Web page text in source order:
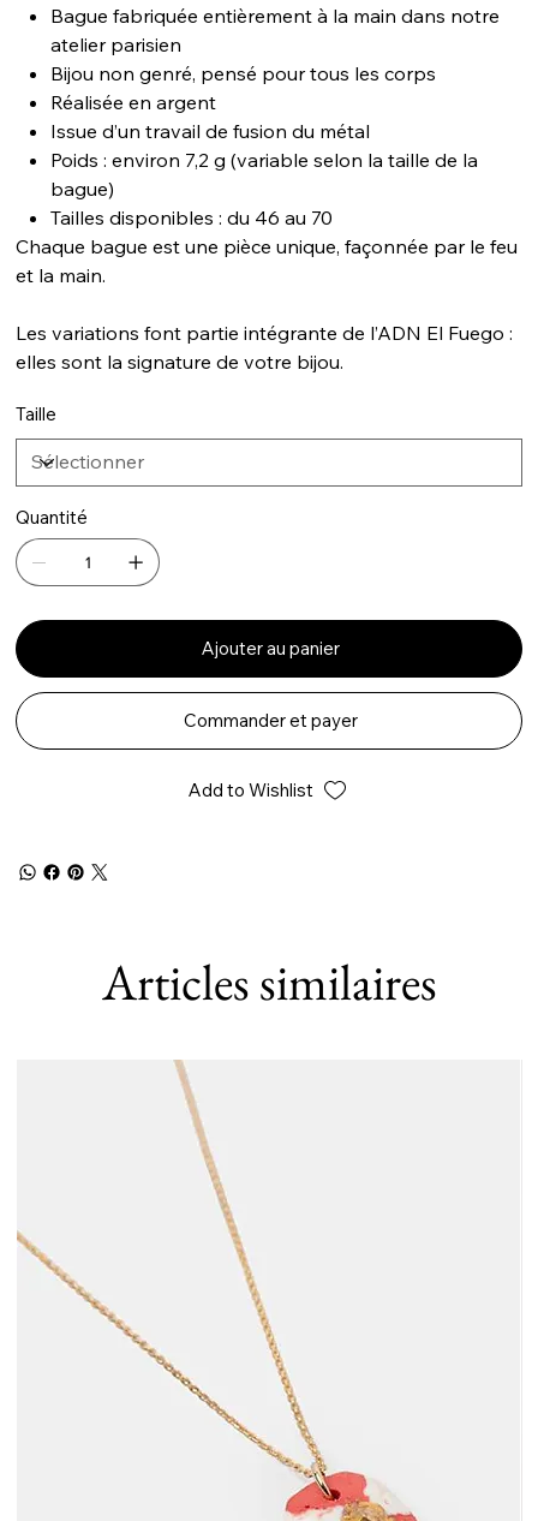
Bague fabriquée entièrement à la main dans notre
atelier parisien
Bijou non genré, pensé pour tous les corps
Réalisée en argent
Issue d’un travail de fusion du métal
Poids : environ 7,2 g (variable selon la taille de la
bague)
Tailles disponibles : du 46 au 70
Chaque bague est une pièce unique, façonnée par le feu
et la main.
Les variations font partie intégrante de l’ADN El Fuego :
elles sont la signature de votre bijou.
Taille
Quantité
Ajouter au panier
Commander et payer
Add to Wishlist
Articles similaires